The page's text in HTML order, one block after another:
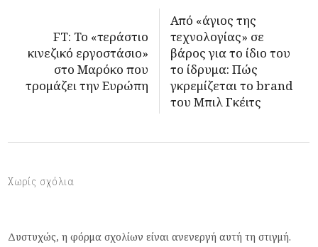
FT: Το «τεράστιο
κινεζικό εργοστάσιο»
στο Μαρόκο που
τρομάζει την Ευρώπη
Από «άγιος της
τεχνολογίας» σε
βάρος για το ίδιο του
το ίδρυμα: Πώς
γκρεμίζεται το brand
του Μπιλ Γκέιτς
Χωρίς σχόλια
Δυστυχώς, η φόρμα σχολίων είναι ανενεργή αυτή τη στιγμή.